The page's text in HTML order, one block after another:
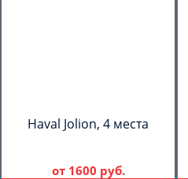
Haval Jolion, 4 места
от 1600 руб.